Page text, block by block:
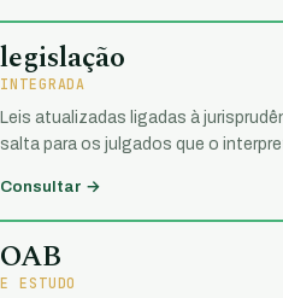
legislação
INTEGRADA
Leis atualizadas ligadas à
salta para os julgados que o
Consultar →
OAB
E ESTUDO